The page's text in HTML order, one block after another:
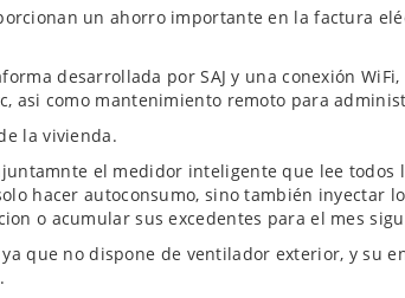
un ahorro importante en la factura
desarrollada por SAJ y una conexión
asi como mantenimiento remoto para
la vivienda.
el medidor inteligente que lee todos
hacer autoconsumo, sino también inyectar
o acumular sus excedentes para el mes
que no dispone de ventilador exterior, y su